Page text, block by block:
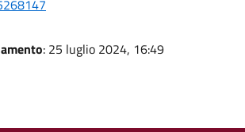
: 25 luglio 2024, 16:49